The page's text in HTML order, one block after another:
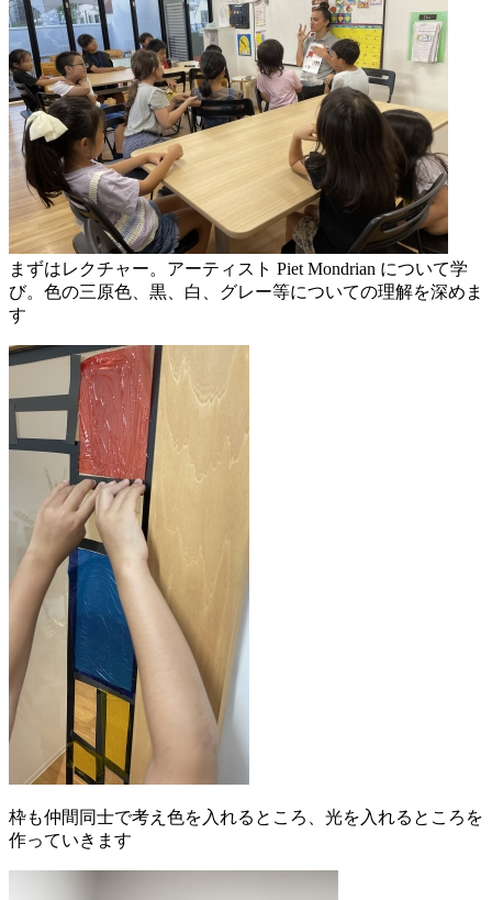
まずはレクチャー。アーティスト Piet Mondrian について学
び。色の三原色、黒、白、グレー等についての理解を深めま
す
枠も仲間同士で考え色を入れるところ、光を入れるところを
作っていきます